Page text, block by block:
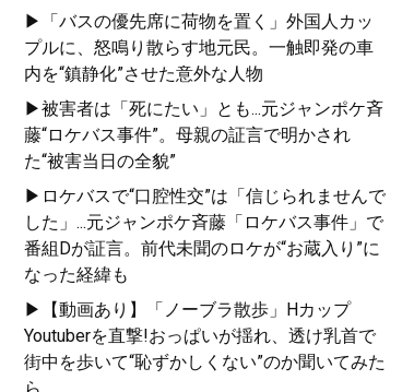
▶「バスの優先席に荷物を置く」外国人カッ
プルに、怒鳴り散らす地元民。一触即発の車
内を“鎮静化”させた意外な人物
▶被害者は「死にたい」とも...元ジャンポケ斉
藤“ロケバス事件”。母親の証言で明かされ
た“被害当日の全貌”
▶ロケバスで“口腔性交”は「信じられませんで
した」...元ジャンポケ斉藤「ロケバス事件」で
番組Dが証言。前代未聞のロケが“お蔵入り”に
なった経緯も
▶【動画あり】「ノーブラ散歩」Hカップ
Youtuberを直撃!おっぱいが揺れ、透け乳首で
街中を歩いて“恥ずかしくない”のか聞いてみた